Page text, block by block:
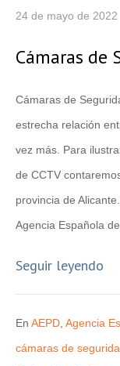
24 de mayo de 2022
Cámaras de
Cámaras de
estrecha relación
vez más. Para
de CCTV
provincia de
Agencia Española
Seguir leyendo
En AEPD Agencia
cámaras de